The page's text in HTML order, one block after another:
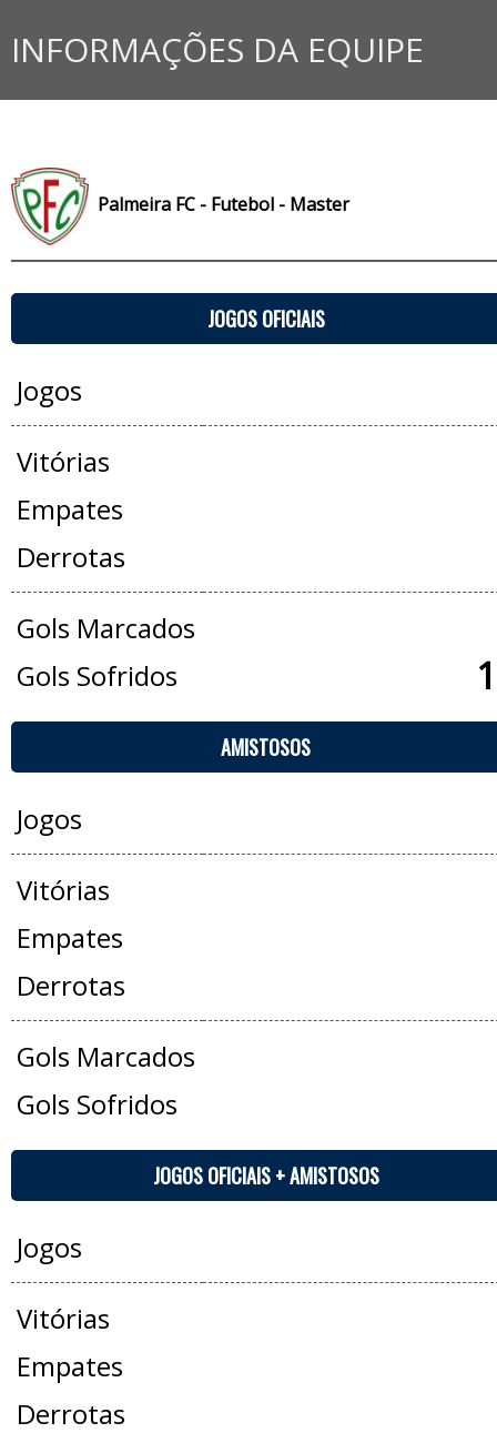
INFORMAÇÕES DA EQUIPE
Palmeira FC - Futebol - Master
JOGOS OFICIAIS
Jogos
Vitórias
Empates
Derrotas
Gols Marcados
Gols Sofridos
AMISTOSOS
Jogos
Vitórias
Empates
Derrotas
Gols Marcados
Gols Sofridos
JOGOS OFICIAIS + AMISTOSOS
Jogos
Vitórias
Empates
Derrotas